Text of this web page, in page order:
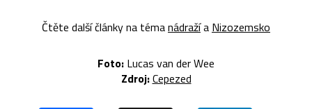
Čtěte další články na témanádražía Nizozemsko
Foto: Lucas van der Wee
Zdroj:Cepezed